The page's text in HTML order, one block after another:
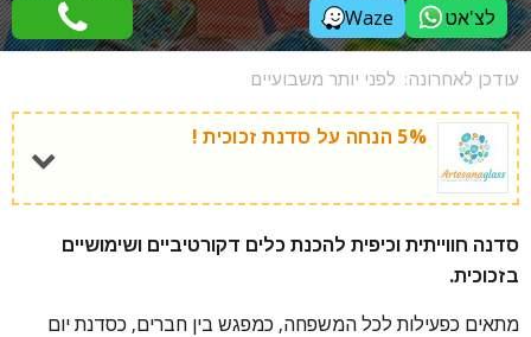
לצ'אט Waze
עודכן לאחרונה: לפני יותר משבועיים
5% הנחה על סדנת זכוכית !
סדנה חווייתית וכיפית להכנת כלים דקורטיביים ושימושיים
בזכוכית.
מתאים כפעילות לכל המשפחה, כמפגש בין חברים, כסדנת יום